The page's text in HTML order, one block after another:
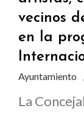
vecinos
en la
Ayuntamiento
La